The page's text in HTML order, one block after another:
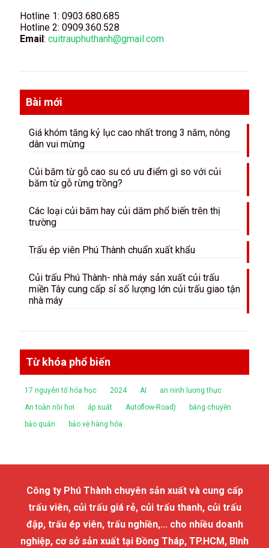
Hotline 1: 0903.680.685
Hotline 2: 0909.360.528
Email: cuitrauphuthanh@gmail.com
Bài mới
Giá khóm tăng kỷ lục cao nhất trong 3 năm, nông
dân vui mừng
Củi băm từ gỗ cao su có ưu điểm gì so với củi
băm từ gỗ rừng trồng?
Các loại củi băm hay củi dăm phổ biến trên thị
trường
Trấu ép viên Phú Thành chuẩn xuất khẩu
Củi trấu Phú Thành- nhà máy sản xuất củi trấu
miền Tây cung cấp sỉ số lượng lớn củi trấu giao tận
nhà máy
Từ khóa phổ biến
17 nguyên tố hóa học 2024 AI
an ninh lương thực
An toàn nồi hơi
áp suất Autoflow-Road)
băng chuyền
bảo quản
bảo vệ hàng hóa
Công ty Phú Thành chuyên sản xuất và cung cấp
trấu viên, củi trấu giá rẻ, củi trấu thanh, củi trấu
đập, trấu ép viên, trấu nghiền,... cho nhiều doanh
nghiệp, cơ sở sản xuất tại Đồng Tháp, TP.HCM, Bình